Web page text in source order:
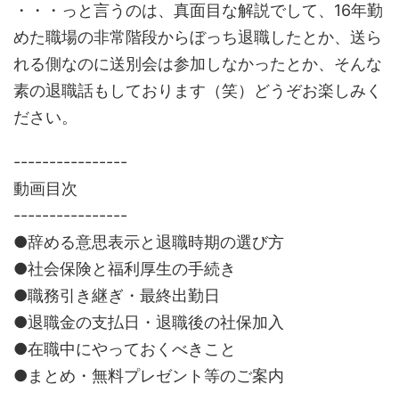
・・・っと言うのは、真面目な解説でして、16年勤
めた職場の非常階段からぼっち退職したとか、送ら
れる側なのに送別会は参加しなかったとか、そんな
素の退職話もしております（笑）どうぞお楽しみく
ださい。
----------------
動画目次
----------------
●辞める意思表示と退職時期の選び方
●社会保険と福利厚生の手続き
●職務引き継ぎ・最終出勤日
●退職金の支払日・退職後の社保加入
●在職中にやっておくべきこと
●まとめ・無料プレゼント等のご案内